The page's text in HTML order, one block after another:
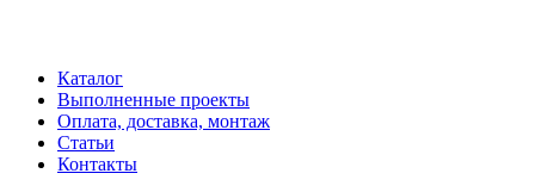
Каталог
Выполненные проекты
Оплата, доставка, монтаж
Статьи
Контакты